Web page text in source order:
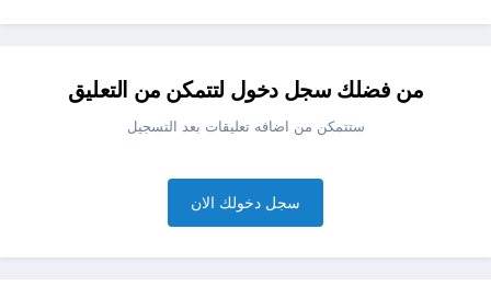
من فضلك سجل دخول لتتمكن من التعليق
ستتمكن من اضافه تعليقات بعد التسجيل
سجل دخولك الان